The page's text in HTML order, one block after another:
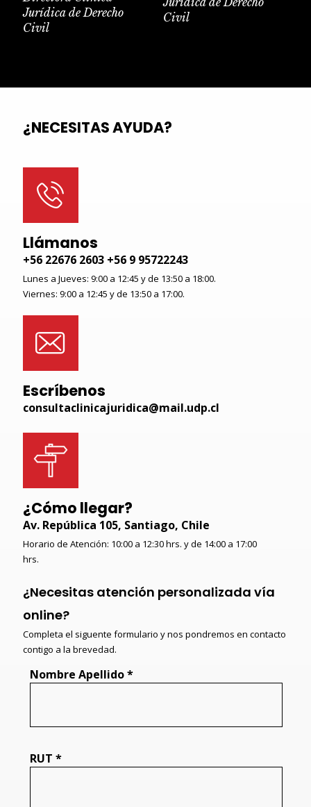
Jurídica de Derecho
Civil
Civil
¿NECESITAS AYUDA?
Llámanos
+56 22676 2603 +56 9 95722243
Lunes a Jueves: 9:00 a 12:45 y de 13:50 a 18:00.
Viernes: 9:00 a 12:45 y de 13:50 a 17:00.
Escríbenos
consultaclinicajuridica@mail.udp.cl
¿Cómo llegar?
Av. República 105, Santiago, Chile
Horario de Atención: 10:00 a 12:30 hrs. y de 14:00 a 17:00
hrs.
¿Necesitas atención personalizada vía
online?
Completa el siguente formulario y nos pondremos en contacto
contigo a la brevedad.
Nombre Apellido *
RUT *